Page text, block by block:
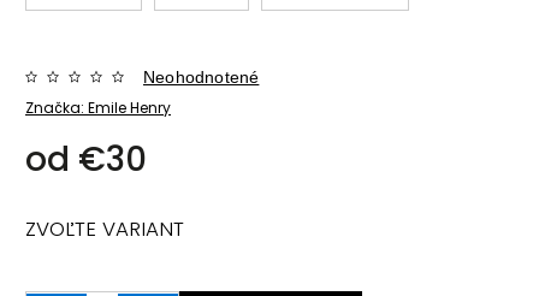
Značka: Emile Henry
Neohodnotené
od €30
ZVOĽTE VARIANT